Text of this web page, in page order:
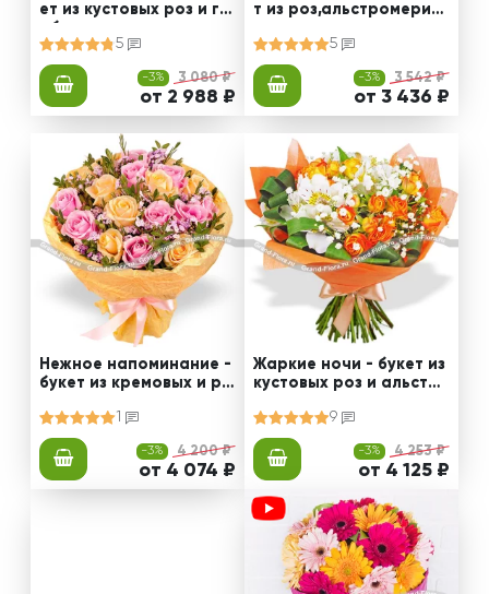
ет из кустовых роз и ге
5
-3% 3 080 ₽
от 2 988 ₽
т из роз,альстромерии
5
-3% 3 542 ₽
от 3 436 ₽
Нежное напоминание -
букет из кремовых и ро
1
-3% 4 200 ₽
от 4 074 ₽
Жаркие ночи - букет из
кустовых роз и альстро
9
-3% 4 253 ₽
от 4 125 ₽